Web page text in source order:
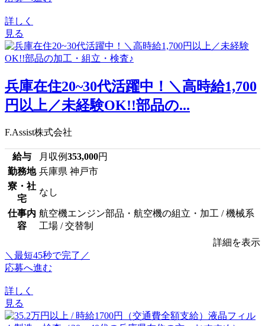
詳しく
見る
兵庫在住20~30代活躍中！＼高時給1,700
円以上／未経験OK!!部品の...
F.Assist株式会社
給与 月収例353,000円
勤務地 兵庫県 神戸市
寮・社
宅
なし
仕事内
容
航空機エンジン部品・航空機の組立・加工 / 機械系
工場 / 交替制
詳細を表示
＼最短45秒で完了／
応募へ進む
詳しく
見る